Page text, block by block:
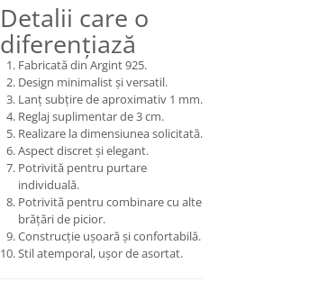
Detalii care o
diferențiază
Fabricată din Argint 925.
Design minimalist și versatil.
Lanț subțire de aproximativ 1 mm.
Reglaj suplimentar de 3 cm.
Realizare la dimensiunea solicitată.
Aspect discret și elegant.
Potrivită pentru purtare
individuală.
Potrivită pentru combinare cu alte
brățări de picior.
Construcție ușoară și confortabilă.
Stil atemporal, ușor de asortat.